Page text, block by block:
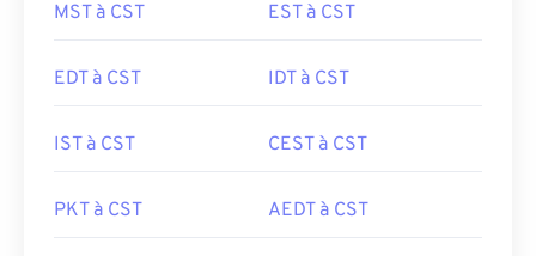
MST à CST EST à CST
EDT à CST IDT à CST
IST à CST CEST à CST
PKT à CST AEDT à CST